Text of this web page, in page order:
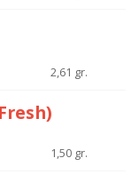
2,61 gr.
1,50 gr.